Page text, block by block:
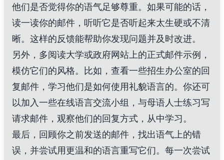
他们是否觉得你的语气足够尊重。如果可能的话，
读一读你的邮件，听听它是否听起来太生硬或不清
晰。这样的反馈能帮助你发现问题并及时改进。
另外，多阅读大学或政府网站上的正式邮件示例，
模仿它们的风格。比如，查看一些招生办公室的回
复邮件，学习他们是如何使用礼貌语言的。你还可
以加入一些在线语言交流小组，与母语人士练习写
请求邮件，观察他们的回复方式，从中学习。
最后，回顾你之前发送的邮件，找出语气上的错
误，并尝试用更温和的语言重写它们。每一次尝试